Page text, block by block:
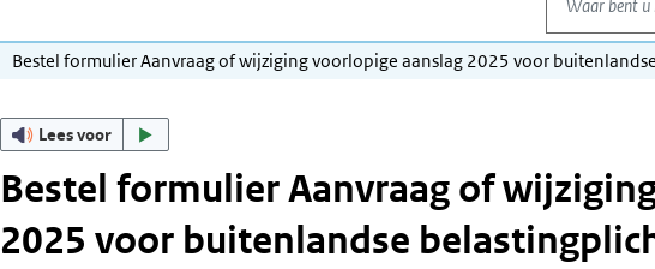
Bestel formulier Aanvraag of wijziging voorlopige aanslag 2025 voor
Lees voor
Bestel formulier Aanvraag of
2025 voor buitenlandse